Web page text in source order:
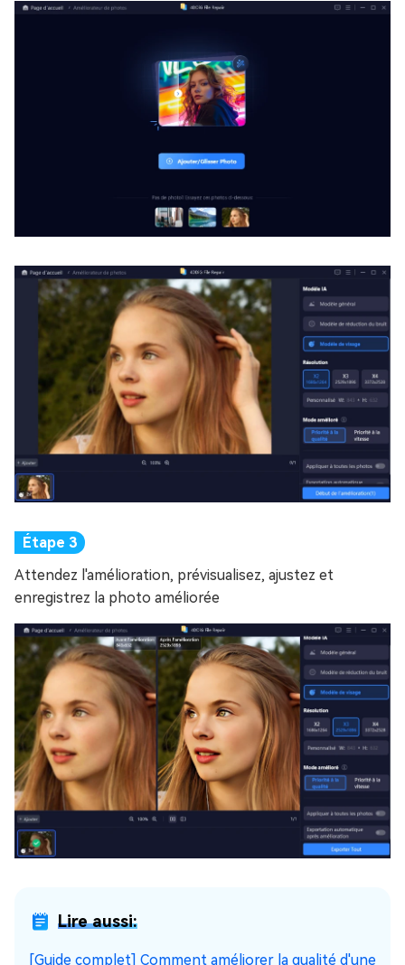
Attendez l'amélioration, prévisualisez, ajustez et
enregistrez la photo améliorée
Lire aussi:
[Guide complet] Comment améliorer la qualité d'une